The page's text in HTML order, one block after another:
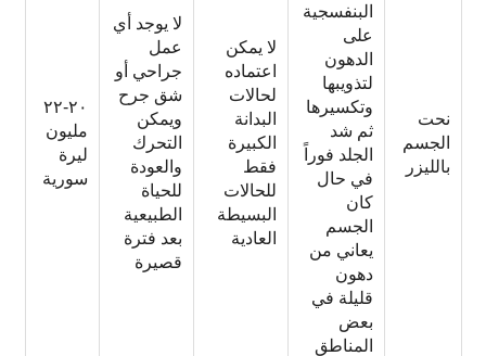
نحت
الجسم
بالليزر
البنفسجية
على
الدهون
لتذويبها
وتكسيرها
ثم شد
الجلد فوراً
في حال
كان
الجسم
يعاني من
دهون
قليلة في
بعض
المناطق
لا يمكن
اعتماده
لحالات
البدانة
الكبيرة
فقط
للحالات
البسيطة
العادية
لا يوجد أي
عمل
جراحي أو
شق جرح
ويمكن
التحرك
والعودة
للحياة
الطبيعية
بعد فترة
قصيرة
٢٠-٢٢
مليون
ليرة
سورية